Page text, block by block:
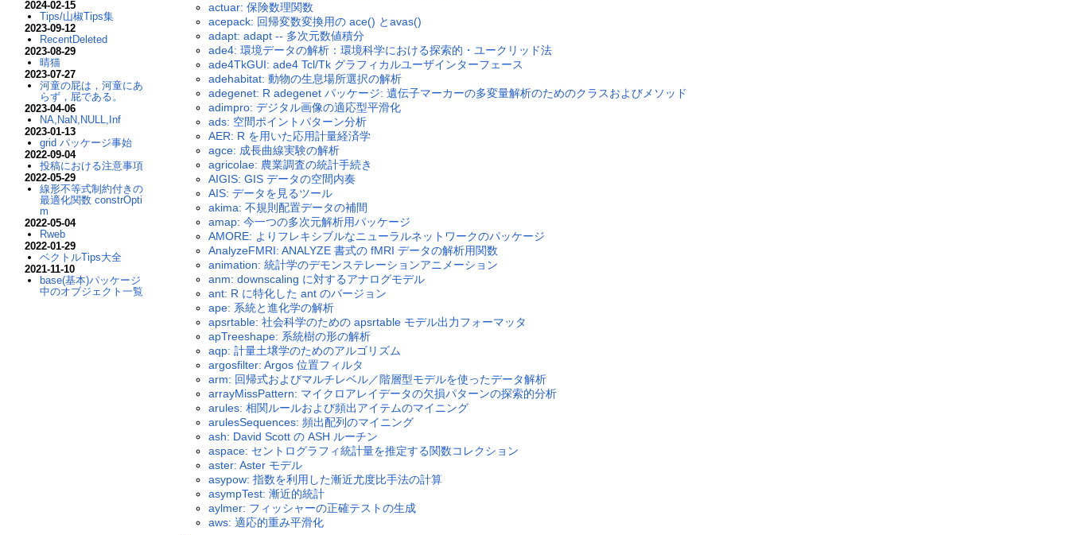
actuar: 保険数理関数
acepack: 回帰変数変換用の ace() とavas()
adapt: adapt -- 多次元数値積分
ade4: 環境データの解析：環境科学における探索的・ユークリッド法
ade4TkGUI: ade4 Tcl/Tk グラフィカルユーザインターフェース
adehabitat: 動物の生息場所選択の解析
adegenet: R adegenet パッケージ: 遺伝子マーカーの多変量解析のためのクラスおよびメソッド
adimpro: デジタル画像の適応型平滑化
ads: 空間ポイントパターン分析
AER: R を用いた応用計量経済学
agce: 成長曲線実験の解析
agricolae: 農業調査の統計手続き
AIGIS: GIS データの空間内奏
AIS: データを見るツール
akima: 不規則配置データの補間
amap: 今一つの多次元解析用パッケージ
AMORE: よりフレキシブルなニューラルネットワークのパッケージ
AnalyzeFMRI: ANALYZE 書式の fMRI データの解析用関数
animation: 統計学のデモンステレーションアニメーション
anm: downscaling に対するアナログモデル
ant: R に特化した ant のバージョン
ape: 系統と進化学の解析
apsrtable: 社会科学のための apsrtable モデル出力フォーマッタ
apTreeshape: 系統樹の形の解析
aqp: 計量土壌学のためのアルゴリズム
argosfilter: Argos 位置フィルタ
arm: 回帰式およびマルチレベル／階層型モデルを使ったデータ解析
arrayMissPattern: マイクロアレイデータの欠損パターンの探索的分析
arules: 相関ルールおよび頻出アイテムのマイニング
arulesSequences: 頻出配列のマイニング
ash: David Scott の ASH ルーチン
aspace: セントログラフィ統計量を推定する関数コレクション
aster: Aster モデル
asypow: 指数を利用した漸近尤度比手法の計算
asympTest: 漸近的統計
aylmer: フィッシャーの正確テストの生成
aws: 適応的重み平滑化
2024-02-15
Tips/山椒Tips集
2023-09-12
RecentDeleted
2023-08-29
晴猫
2023-07-27
河童の屁は，河童にあ
らず，屁である。
2023-04-06
NA,NaN,NULL,Inf
2023-01-13
grid パッケージ事始
2022-09-04
投稿における注意事項
2022-05-29
線形不等式制約付きの
最適化関数 constrOpti
m
2022-05-04
Rweb
2022-01-29
ベクトルTips大全
2021-11-10
base(基本)パッケージ
中のオブジェクト一覧